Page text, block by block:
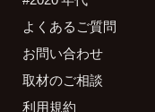
よくあるご質問
お問い合わせ
取材のご相談
利用規約